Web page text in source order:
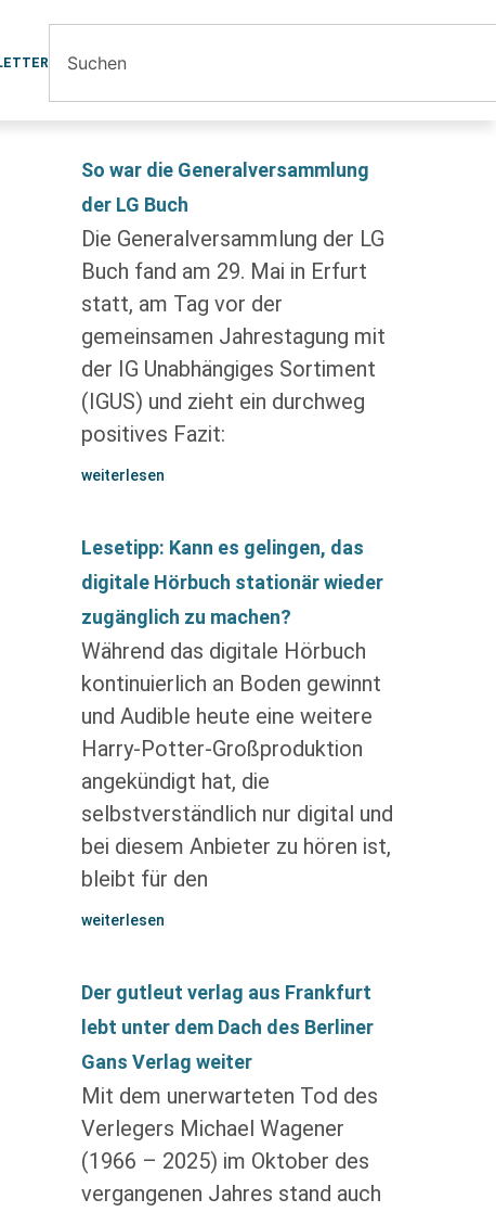
So war die Generalversammlung
der LG Buch
Die Generalversammlung der LG
Buch fand am 29. Mai in Erfurt
statt, am Tag vor der
gemeinsamen Jahrestagung mit
der IG Unabhängiges Sortiment
(IGUS) und zieht ein durchweg
positives Fazit:
weiterlesen
Lesetipp: Kann es gelingen, das
digitale Hörbuch stationär wieder
zugänglich zu machen?
Während das digitale Hörbuch
kontinuierlich an Boden gewinnt
und Audible heute eine weitere
Harry-Potter-Großproduktion
angekündigt hat, die
selbstverständlich nur digital und
bei diesem Anbieter zu hören ist,
bleibt für den
weiterlesen
Der gutleut verlag aus Frankfurt
lebt unter dem Dach des Berliner
Gans Verlag weiter
Mit dem unerwarteten Tod des
Verlegers Michael Wagener
(1966 – 2025) im Oktober des
vergangenen Jahres stand auch